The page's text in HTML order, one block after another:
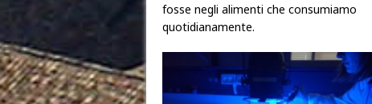
fosse negli alimenti che consumiamo
quotidianamente.